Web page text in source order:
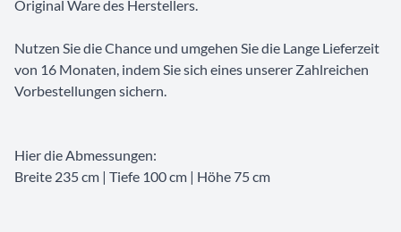
Original Ware des Herstellers.
Nutzen Sie die Chance und umgehen Sie die Lange Lieferzeit
von 16 Monaten, indem Sie sich eines unserer Zahlreichen
Vorbestellungen sichern.
Hier die Abmessungen:
Breite 235 cm | Tiefe 100 cm | Höhe 75 cm